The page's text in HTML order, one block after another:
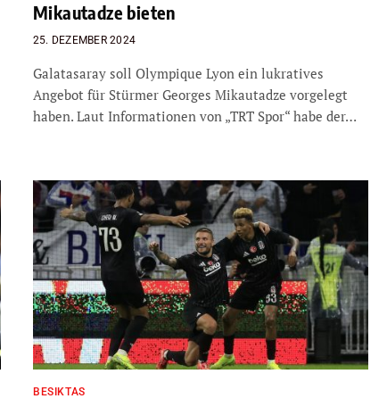
Mikautadze bieten
25. DEZEMBER 2024
Galatasaray soll Olympique Lyon ein lukratives
Angebot für Stürmer Georges Mikautadze vorgelegt
haben. Laut Informationen von „TRT Spor“ habe der…
BESIKTAS